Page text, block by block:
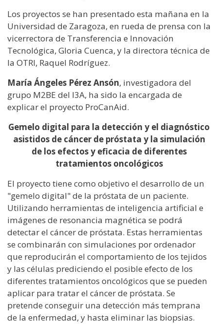
Los proyectos se han presentado esta mañana en la
Universidad de Zaragoza, en rueda de prensa con la
vicerrectora de Transferencia e Innovación
Tecnológica, Gloria Cuenca, y la directora técnica de
la OTRI, Raquel Rodríguez.
María Ángeles Pérez Ansón, investigadora del
grupo M2BE del I3A, ha sido la encargada de
explicar el proyecto ProCanAid.
Gemelo digital para la detección y el diagnóstico
asistidos de cáncer de próstata y la simulación
de los efectos y eficacia de diferentes
tratamientos oncológicos
El proyecto tiene como objetivo el desarrollo de un
"gemelo digital" de la próstata de un paciente.
Utilizando herramientas de inteligencia artificial e
imágenes de resonancia magnética se podrá
detectar el cáncer de próstata. Estas herramientas
se combinarán con simulaciones por ordenador
que reproducirán el comportamiento de los tejidos
y las células prediciendo el posible efecto de los
diferentes tratamientos oncológicos que se pueden
aplicar para tratar el cáncer de próstata. Se
pretende conseguir una detección más temprana
de la enfermedad, y hasta eliminar las biopsias.